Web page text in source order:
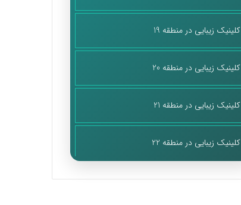
کلینیک زیبایی در منطقه 19
کلینیک زیبایی در منطقه 20
کلینیک زیبایی در منطقه 21
کلینیک زیبایی در منطقه 22